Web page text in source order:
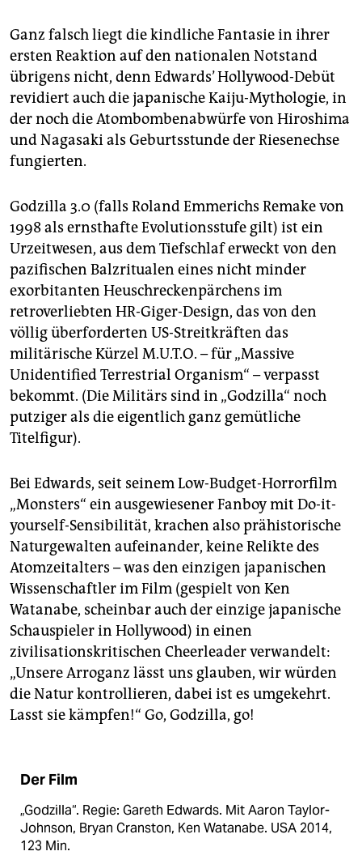
Ganz falsch liegt die kindliche Fantasie in ihrer
ersten Reaktion auf den nationalen Notstand
übrigens nicht, denn Edwards’ Hollywood-Debüt
revidiert auch die japanische Kaiju-Mythologie, in
der noch die Atombombenabwürfe von Hiroshima
und Nagasaki als Geburtsstunde der Riesenechse
fungierten.
Godzilla 3.0 (falls Roland Emmerichs Remake von
1998 als ernsthafte Evolutionsstufe gilt) ist ein
Urzeitwesen, aus dem Tiefschlaf erweckt von den
pazifischen Balzritualen eines nicht minder
exorbitanten Heuschreckenpärchens im
retroverliebten HR-Giger-Design, das von den
völlig überforderten US-Streitkräften das
militärische Kürzel M.U.T.O. – für „Massive
Unidentified Terrestrial Organism“ – verpasst
bekommt. (Die Militärs sind in „Godzilla“ noch
putziger als die eigentlich ganz gemütliche
Titelfigur).
Bei Edwards, seit seinem Low-Budget-Horrorfilm
„Monsters“ ein ausgewiesener Fanboy mit Do-it-
yourself-Sensibilität, krachen also prähistorische
Naturgewalten aufeinander, keine Relikte des
Atomzeitalters – was den einzigen japanischen
Wissenschaftler im Film (gespielt von Ken
Watanabe, scheinbar auch der einzige japanische
Schauspieler in Hollywood) in einen
zivilisationskritischen Cheerleader verwandelt:
„Unsere Arroganz lässt uns glauben, wir würden
die Natur kontrollieren, dabei ist es umgekehrt.
Lasst sie kämpfen!“ Go, Godzilla, go!
Der Film
„Godzilla“. Regie: Gareth Edwards. Mit Aaron Taylor-
Johnson, Bryan Cranston, Ken Watanabe. USA 2014,
123 Min.